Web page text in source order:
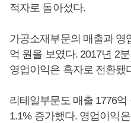
적자로 돌아섰다.
가공소재부문의 매출과 영
억 원을 보였다. 2017년 2
영업이익은 흑자로 전환됐
리테일부문도 매출 1776
1.1% 증가했다. 영업이익